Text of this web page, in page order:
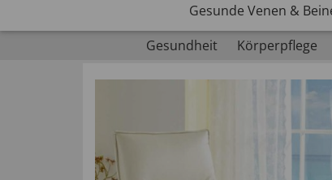
Gesunde Venen &
Gesundheit
Körperpflege